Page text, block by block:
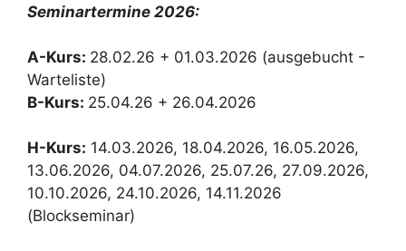
Seminartermine 2026:
A-Kurs: 28.02.26 + 01.03.2026 (ausgebucht -
Warteliste)
B-Kurs: 25.04.26 + 26.04.2026
H-Kurs: 14.03.2026, 18.04.2026, 16.05.2026,
13.06.2026, 04.07.2026, 25.07.26, 27.09.2026,
10.10.2026, 24.10.2026, 14.11.2026
(Blockseminar)